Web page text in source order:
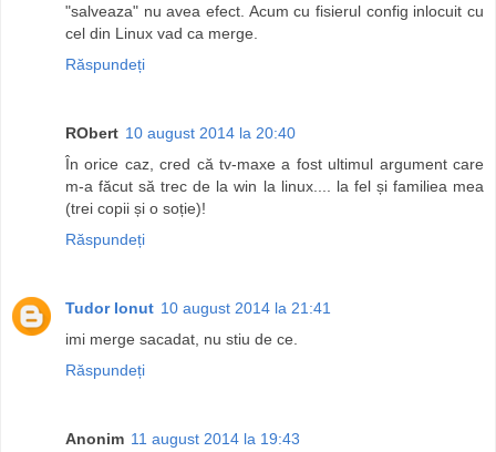
"salveaza" nu avea efect. Acum cu fisierul config inlocuit cu
cel din Linux vad ca merge.
Răspundeți
RObert 10 august 2014 la 20:40
În orice caz, cred că tv-maxe a fost ultimul argument care
m-a făcut să trec de la win la linux.... la fel și familiea mea
(trei copii și o soție)!
Răspundeți
Tudor Ionut 10 august 2014 la 21:41
imi merge sacadat, nu stiu de ce.
Răspundeți
Anonim 11 august 2014 la 19:43